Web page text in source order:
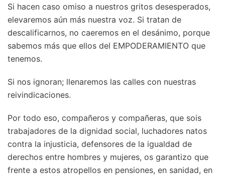
Si hacen caso omiso a nuestros gritos desesperados,
elevaremos aún más nuestra voz. Si tratan de
descalificarnos, no caeremos en el desánimo, porque
sabemos más que ellos del EMPODERAMIENTO que
tenemos.
Si nos ignoran; llenaremos las calles con nuestras
reivindicaciones.
Por todo eso, compañeros y compañeras, que sois
trabajadores de la dignidad social, luchadores natos
contra la injusticia, defensores de la igualdad de
derechos entre hombres y mujeres, os garantizo que
frente a estos atropellos en pensiones, en sanidad, en